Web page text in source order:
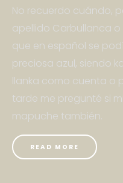
No recuerdo cuándo,
apellido Carbullanca
que en español se
preciosa azul, siendo
llanka como cuenta o
tarde me pregunté si
mapuche también.
READ MORE